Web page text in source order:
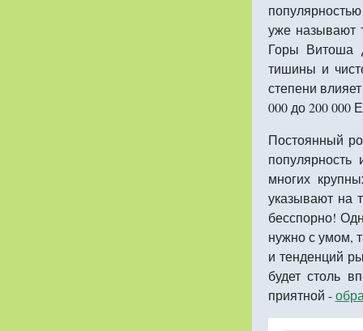
уже называют
Горы Витоша
тишины и
степени
000 до 200 000
Постоянный
многих
указывают на
бесспорно!
нужно с умом,
и тенденций
будет столь
приятной -